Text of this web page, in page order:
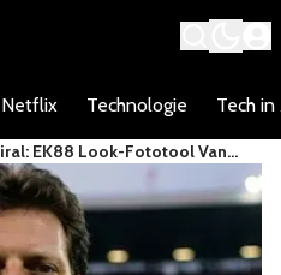
Netflix Technologie Tech in
EK88 Look-Fototool Van